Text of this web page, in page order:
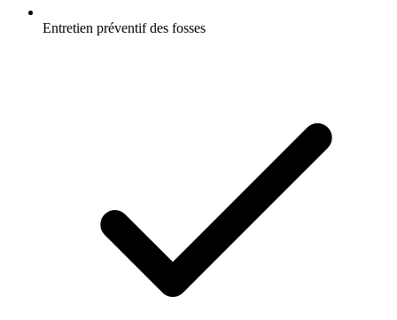
Entretien préventif des fosses